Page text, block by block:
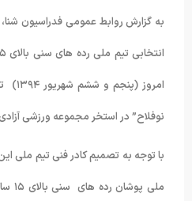
به گزارش روابط عمومی فدراسیون شنا،
امروز
نوفلاح” در استخر مجموعه ورزشی آزادی
با توجه به تصمیم کادر فنی تیم ملی
ملی